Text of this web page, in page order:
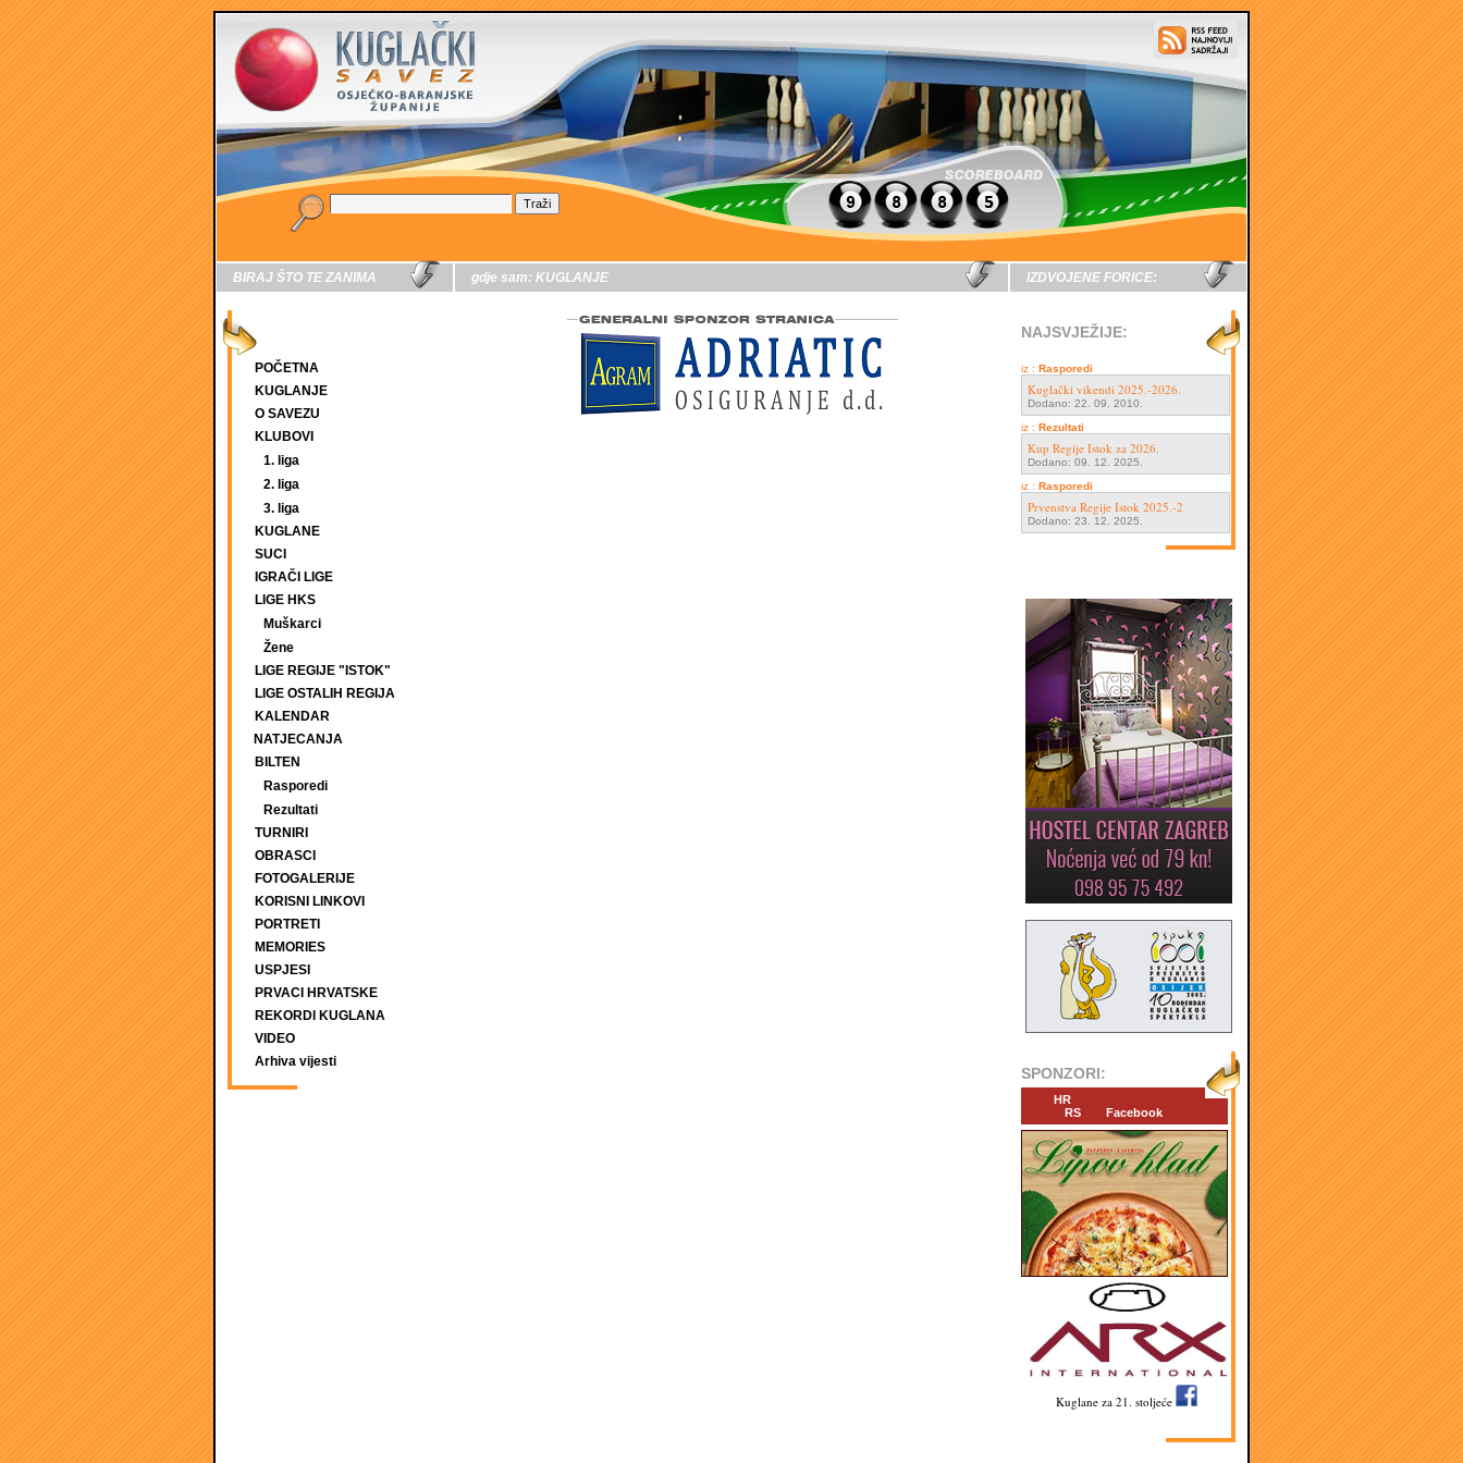
BIRAJ ŠTO TE ZANIMA
POČETNA
KUGLANJE
O SAVEZU
KLUBOVI
1. liga
2. liga
3. liga
KUGLANE
SUCI
IGRAČI LIGE
LIGE HKS
Muškarci
Žene
LIGE REGIJE "ISTOK"
LIGE OSTALIH REGIJA
KALENDAR
NATJECANJA
BILTEN
Rasporedi
Rezultati
TURNIRI
OBRASCI
FOTOGALERIJE
KORISNI LINKOVI
PORTRETI
MEMORIES
USPJESI
PRVACI HRVATSKE
REKORDI KUGLANA
VIDEO
Arhiva vijesti
gdje sam: KUGLANJE IZDVOJENE FORICE:
NAJSVJEŽIJE:
iz : Rasporedi
Kuglački vikendi 2025.-2026.
Dodano: 22. 09. 2010.
iz : Rezultati
Kup Regije Istok za 2026.
Dodano: 09. 12. 2025.
iz : Rasporedi
Prvenstva Regije Istok 2025.-2
Dodano: 23. 12. 2025.
SPONZORI:
HR
RS
Facebook
Kuglane za 21. stoljeće